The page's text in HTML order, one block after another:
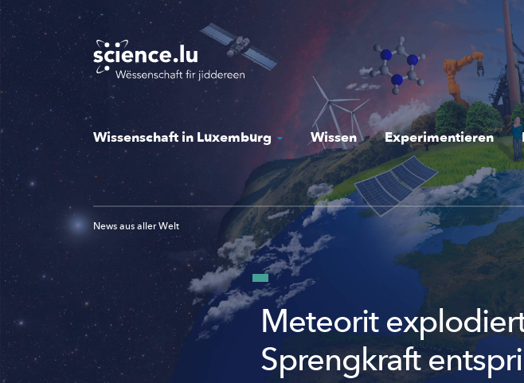
Skip
main
content
Wissenschaft in Luxemburg Wissen Experimentieren
News aus aller Welt
Meteorit
Sprengkraft